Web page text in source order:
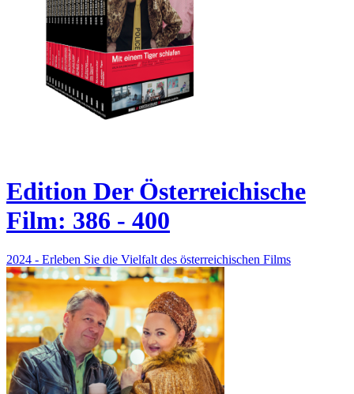
Edition Der Österreichische
Film: 386 - 400
2024 - Erleben Sie die Vielfalt des österreichischen Films